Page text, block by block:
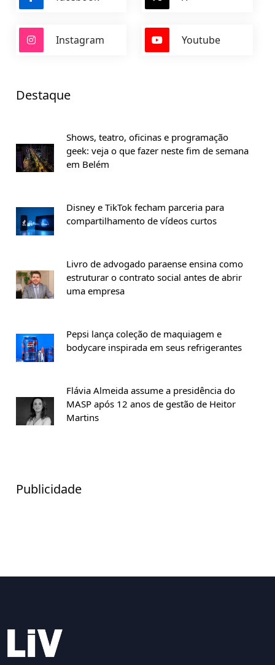
Instagram Youtube
Destaque
Shows, teatro, oficinas e programação
geek: veja o que fazer neste fim de semana
em Belém
Disney e TikTok fecham parceria para
compartilhamento de vídeos curtos
Livro de advogado paraense ensina como
estruturar o contrato social antes de abrir
uma empresa
Pepsi lança coleção de maquiagem e
bodycare inspirada em seus refrigerantes
Flávia Almeida assume a presidência do
MASP após 12 anos de gestão de Heitor
Martins
Publicidade